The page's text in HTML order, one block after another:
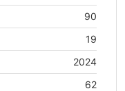
90
19
2024
62